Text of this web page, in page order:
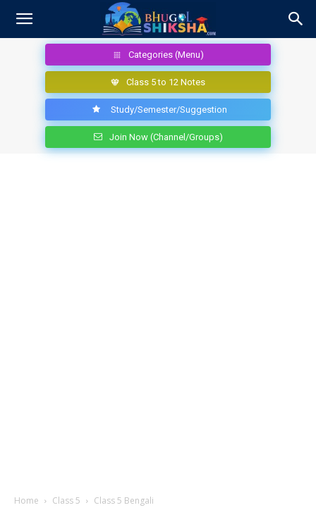
Categories (Menu)
Class 5 to 12 Notes
Study/Semester/Suggestion
Join Now (Channel/Groups)
Home Class 5 Class 5 Bengali